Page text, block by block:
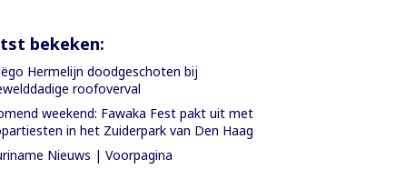
bekeken:
Hermelijn doodgeschoten bij
roofoverval
weekend: Fawaka Fest pakt uit met
in het Zuiderpark van Den Haag
Nieuws | Voorpagina